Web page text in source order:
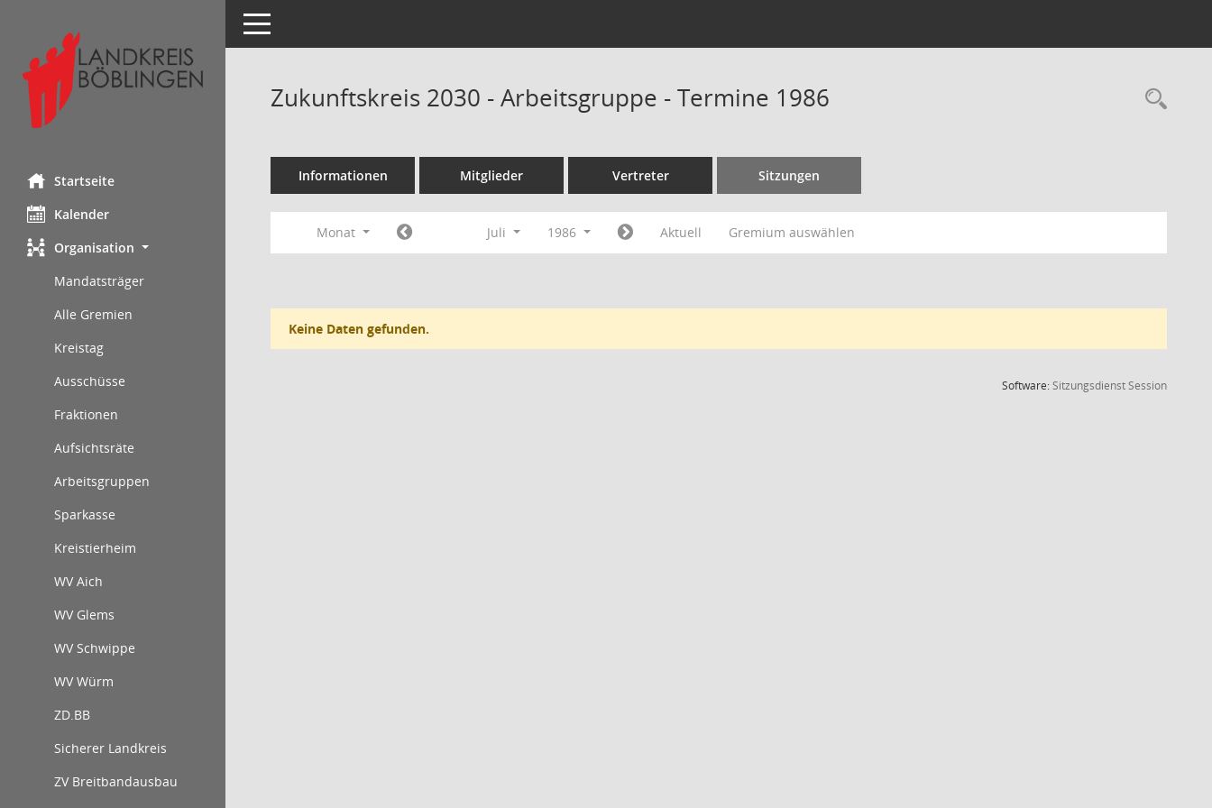
Startseite
Kalender
Organisation
Mandatsträger
Alle Gremien
Kreistag
Ausschüsse
Fraktionen
Aufsichtsräte
Arbeitsgruppen
Sparkasse
Kreistierheim
WV Aich
WV Glems
WV Schwippe
WV Würm
ZD.BB
Sicherer Landkreis
ZV Breitbandausbau
Toggle navigation
Zukunftskreis 2030 - Arbeitsgruppe - Termine 1986
Informationen Mitglieder Vertreter Sitzungen
Monat Juli 1986 Aktuell Gremium auswählen
Keine Daten gefunden.
Software:SitzungsdienstSession(Wird in